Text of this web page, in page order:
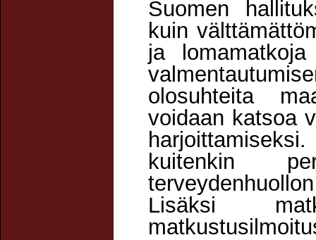
Suomen
kuin
ja
olosuhteita
voidaan katsoa
kuitenkin
Lisäksi